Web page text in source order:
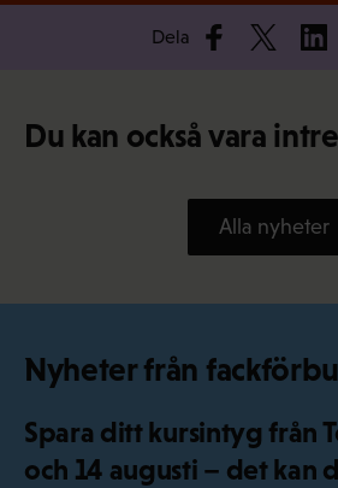
Dela
Du kan också vara
Alla nyheter
Nyheter från
Spara ditt kursintyg från
och 14 augusti – det kan